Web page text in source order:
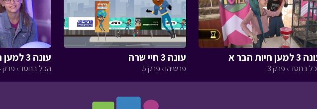
חיות הבר א
בחסד › פרק 3
עונה 3 חיי שרה
פרשיהו › פרק 5
עונה 3 למען חיות הבר חלק ב
הכל בחסד › פרק 4